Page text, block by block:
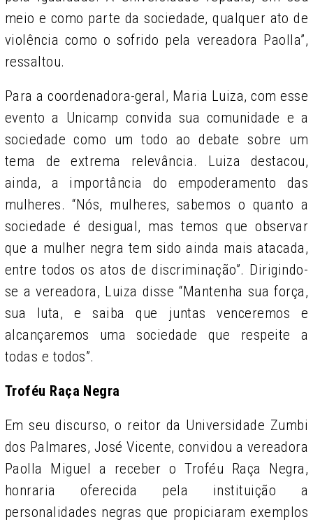
meio e como parte da sociedade, qualquer ato de
violência como o sofrido pela vereadora Paolla”,
ressaltou.
Para a coordenadora-geral, Maria Luiza, com esse
evento a Unicamp convida sua comunidade e a
sociedade como um todo ao debate sobre um
tema de extrema relevância. Luiza destacou,
ainda, a importância do empoderamento das
mulheres. “Nós, mulheres, sabemos o quanto a
sociedade é desigual, mas temos que observar
que a mulher negra tem sido ainda mais atacada,
entre todos os atos de discriminação”. Dirigindo-
se a vereadora, Luiza disse “Mantenha sua força,
sua luta, e saiba que juntas venceremos e
alcançaremos uma sociedade que respeite a
todas e todos”.
Troféu Raça Negra
Em seu discurso, o reitor da Universidade Zumbi
dos Palmares, José Vicente, convidou a vereadora
Paolla Miguel a receber o Troféu Raça Negra,
honraria oferecida pela instituição a
personalidades negras que propiciaram exemplos